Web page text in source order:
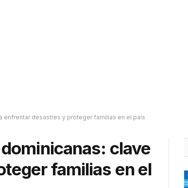
enfrentar desastres y proteger familias en el país
clave
familias en el